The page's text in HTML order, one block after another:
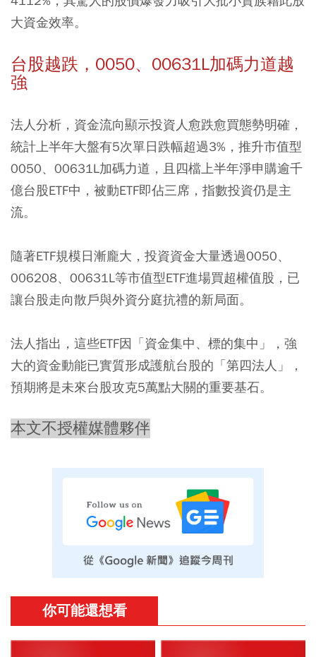
大資金效率。
台股越跌，0050、00631L加碼力道越
強
法人分析，資金流向顯示投資人愈跌愈買態勢明確，
統計上半年大盤有5次單日跌幅超過3%，推升市值型
0050、00631L加碼力道，且四檔上半年淨申購逾千
億台股ETF中，被動ETF即佔三席，指數投資仍是主
流。
隨著ETF規模日漸龐大，投資資金大量透過0050、
006208、00631L等市值型ETF進場買超權值股，已
讓台股走向散戶與外資分庭抗禮的新局面。
法人指出，這些ETF因「資金集中、標的集中」，強
大的資金動能已實質形成護航台股的「第四法人」，
預期將是未來台股攻克5萬點大關的重要基石。
本文不授權媒體夥伴